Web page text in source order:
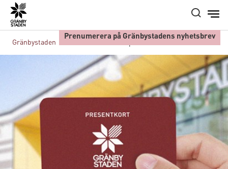
Hem
Prenumerera på Gränbystadens nyhetsbrev
Gränbystaden Presentkort webshop